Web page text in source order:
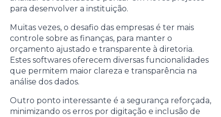
para desenvolver a instituição.
Muitas vezes, o desafio das empresas é ter mais
controle sobre as finanças, para manter o
orçamento ajustado e transparente à diretoria.
Estes softwares oferecem diversas funcionalidades
que permitem maior clareza e transparência na
análise dos dados.
Outro ponto interessante é a segurança reforçada,
minimizando os erros por digitação e inclusão de